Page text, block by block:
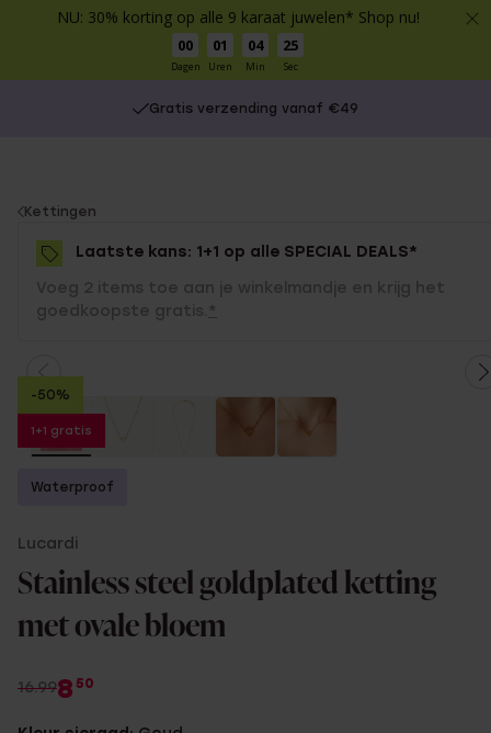
NU: 30% korting op alle 9 karaat juwelen* Shop nu!
00
Dagen
01
Uren
04
Min
25
Sec
Gratis verzending vanaf €49
You
are
here:
Kettingen
Laatste kans: 1+1 op alle SPECIAL DEALS*
Voeg 2 items toe aan je winkelmandje en krijg het
goedkoopste gratis. *
-50%
1+1 gratis
Waterproof
Lucardi
Stainless steel goldplated ketting
met ovale bloem
16.998 50